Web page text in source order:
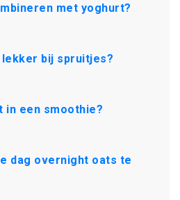
met yoghurt?
bij spruitjes?
in een smoothie?
dag overnight oats te